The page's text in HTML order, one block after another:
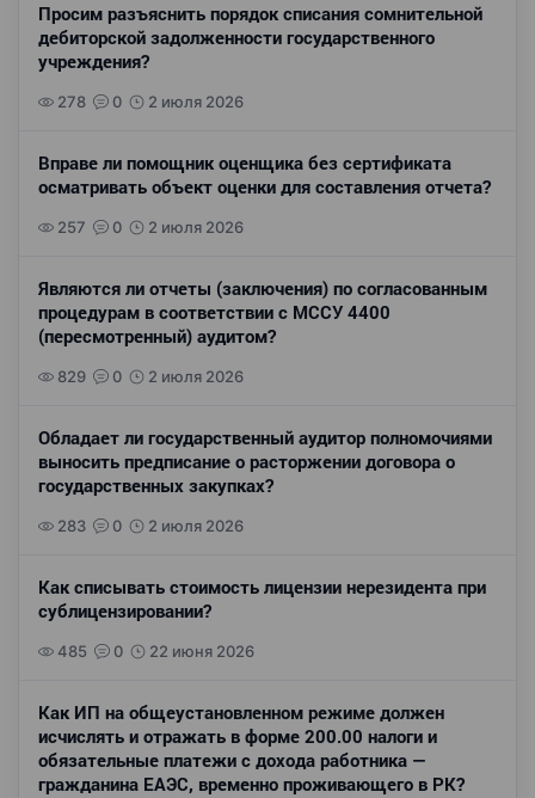
Просим разъяснить порядок списания сомнительной
дебиторской задолженности государственного
учреждения?
278 0 2 июля 2026
Вправе ли помощник оценщика без сертификата
осматривать объект оценки для составления отчета?
257 0 2 июля 2026
Являются ли отчеты (заключения) по согласованным
процедурам в соответствии с МССУ 4400
(пересмотренный) аудитом?
829 0 2 июля 2026
Обладает ли государственный аудитор полномочиями
выносить предписание о расторжении договора о
государственных закупках?
283 0 2 июля 2026
Как списывать стоимость лицензии нерезидента при
сублицензировании?
485 0 22 июня 2026
Как ИП на общеустановленном режиме должен
исчислять и отражать в форме 200.00 налоги и
обязательные платежи с дохода работника —
гражданина ЕАЭС, временно проживающего в РК?